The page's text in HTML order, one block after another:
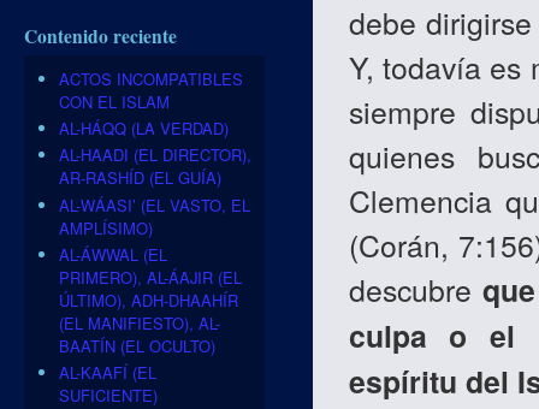
debe
Y, todavía es
siempre
quienes
Clemencia
(Corán,
descubre
culpa o el
espíritu del
Contenido reciente
ACTOS INCOMPATIBLES
CON EL ISLAM
AL-HÁQQ (LA VERDAD)
AL-HAADI (EL DIRECTOR),
AR-RASHÍD (EL GUÍA)
AL-WÁASI’ (EL VASTO, EL
AMPLÍSIMO)
AL-ÁWWAL (EL
PRIMERO), AL-ÁAJIR (EL
ÚLTIMO), ADH-DHAAHÍR
(EL MANIFIESTO), AL-
BAATÍN (EL OCULTO)
AL-KAAFÍ (EL
SUFICIENTE)